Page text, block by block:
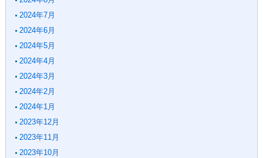
2024年7月
2024年6月
2024年5月
2024年4月
2024年3月
2024年2月
2024年1月
2023年12月
2023年11月
2023年10月